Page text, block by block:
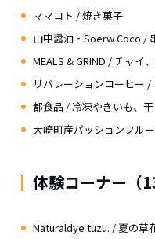
ママコト / 焼き菓子
山中醤油・Soerw Coco /
MEALS & GRIND / チャイ
リバレーションコーヒー /
都食品 / 冷凍やきいも、
大崎町産パッションフル
体験コーナー（
Naturaldye tuzu. / 夏の草